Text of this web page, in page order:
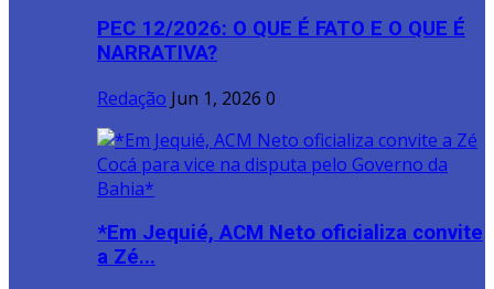
PEC 12/2026: O QUE É FATO E O QUE É
NARRATIVA?
Redação Jun 1, 2026 0
*Em Jequié, ACM Neto oficializa convite
a Zé...